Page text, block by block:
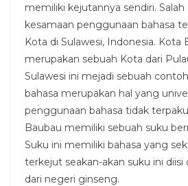
memiliki kejutannya sendiri.
kesamaan penggunaan bahasa
Kota di Sulawesi, Indonesia. Kota
merupakan sebuah Kota dari
Sulawesi ini mejadi sebuah
bahasa merupakan hal yang
penggunaan bahasa tidak
Baubau memiliki sebuah suku
Suku ini memiliki bahasa yang
terkejut seakan-akan suku ini diisi
dari negeri ginseng.